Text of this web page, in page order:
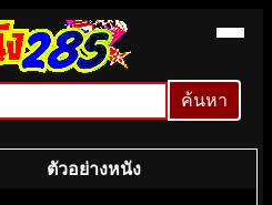
ค้นหา
ตัวอย่างหนัง